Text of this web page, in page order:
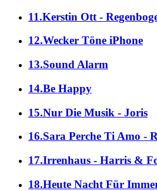
11.Kerstin Ott -
12.Wecker Töne iPhone
13.Sound Alarm
14.Be Happy
15.Nur Die Musik - Joris
16.Sara Perche Ti Amo -
17.Irrenhaus - Harris &
18.Heute Nacht Für